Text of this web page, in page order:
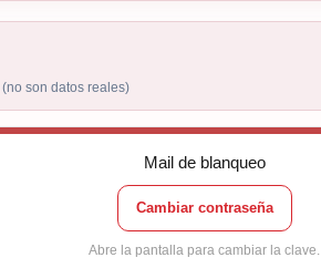
(no son datos reales)
Mail de blanqueo
Cambiar contraseña
Abre la pantalla para cambiar la clave.